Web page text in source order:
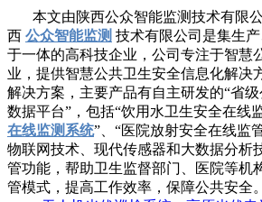
本文由陕西公众智能监测技术有限
西 公众智能监测 技术有限公司是集生
于一体的高科技企业，公司专注于智慧
业，提供智慧公共卫生安全信息化解决
解决方案，主要产品有自主研发的“省
数据平台”，包括“饮用水卫生安全在线
在线监测系统”、“医院放射安全在线监
物联网技术、现代传感器和大数据分析
管功能，帮助卫生监督部门、医院等机
管模式，提高工作效率，保障公共安全。